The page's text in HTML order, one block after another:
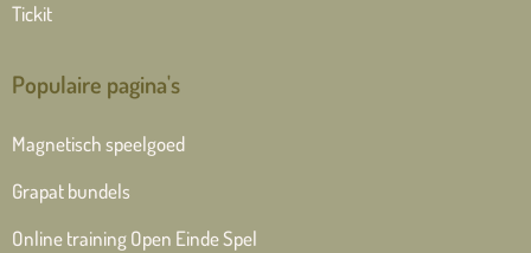
Tickit
Populaire pagina's
Magnetisch speelgoed
Grapat bundels
Online training Open Einde Spel